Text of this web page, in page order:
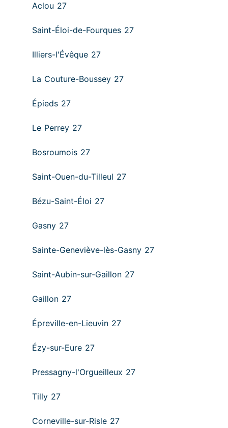
Aclou 27
Saint-Éloi-de-Fourques 27
Illiers-l'Évêque 27
La Couture-Boussey 27
Épieds 27
Le Perrey 27
Bosroumois 27
Saint-Ouen-du-Tilleul 27
Bézu-Saint-Éloi 27
Gasny 27
Sainte-Geneviève-lès-Gasny 27
Saint-Aubin-sur-Gaillon 27
Gaillon 27
Épreville-en-Lieuvin 27
Ézy-sur-Eure 27
Pressagny-l'Orgueilleux 27
Tilly 27
Corneville-sur-Risle 27